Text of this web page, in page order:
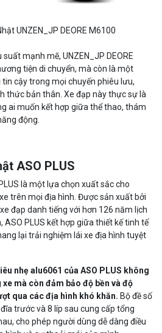
UNZEN_JP DEORE M6100
mạnh mẽ, UNZEN_JP DEORE
tiện di chuyển, mà còn là một
cậy trong mọi chuyến phiêu lưu,
thức bản thân. Xe đạp này thực sự là
ai muốn kết hợp giữa thể thao, thám
động.
ASO PLUS
là một lựa chọn xuất sắc cho
trên mọi địa hình. Được sản xuất bởi
đạp danh tiếng với hơn 126 năm lịch
PLUS kết hợp giữa thiết kế tinh tế
lại trải nghiệm lái xe địa hình tuyệt
nhẹ alu6061 của ASO PLUS không
mà còn đảm bảo độ bền và độ
qua các địa hình khó khăn. Bộ đề số
trước và 8 líp sau cung cấp tổng
cho phép người dùng dễ dàng điều